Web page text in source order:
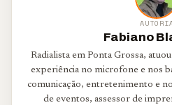
Fabiano
Radialista em Ponta Grossa,
experiência no microfone e nos
comunicação, entretenimento e
de eventos, assessor de